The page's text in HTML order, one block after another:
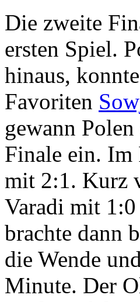
Die zweite
ersten Spiel.
hinaus,
Favoriten
gewann
Finale ein. Im
mit 2:1. Kurz
Varadi mit
brachte dann
die Wende
Minute. Der